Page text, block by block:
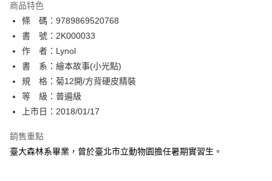
相關說明
【關於「AFTEE先享後付」】
AFTEE先享後付是「在收到商品之後才付款」的支付方式。 讓您購物簡單
便利好安心！
１．簡單：不需註冊會員、不需綁卡、不需儲值。
２．便利：只要手機號碼，簡訊認證，即可結帳。
３．安心：先確認商品／服務後，再付款。
【「AFTEE先享後付」結帳流程】
１．於結帳方式選擇「AFTEE先享後付」後，將跳轉至「AFTEE先享後付」
２．訂單成立數日內，您將收到繳費通知簡訊。
ATM／網路銀行／等多元方式進行付款，方視為交易完成。
ATM付款
運送方式
全家取貨付款
每筆NT$80，滿NT$500(含以上)免運費
每筆NT$80，滿NT$500(含以上)免運費
商品特色
條 碼：9789869520768
書 號：2K000033
作 者：Lynol
書 系：繪本故事(小光點)
規 格：菊12開/方背硬皮精裝
等 級：普遍級
上市日：2018/01/17
銷售重點
臺大森林系畢業，曾於臺北市立動物園擔任暑期實習生。